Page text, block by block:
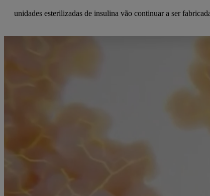
unidades esterilizadas de insulina vão continuar a ser